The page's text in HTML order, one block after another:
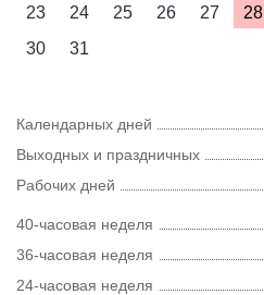
23
24 25 26 27 28
30
31
Календарных дней
Выходных и праздничных
Рабочих дней
40-часовая неделя
36-часовая неделя
24-часовая неделя